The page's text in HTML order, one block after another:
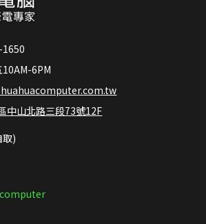
6PM
中山北路三段73號12F
取)